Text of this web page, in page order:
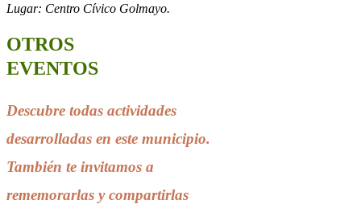
Lugar: Centro Cívico Golmayo.
OTROS
EVENTOS
Descubre todas actividades
desarrolladas en este municipio.
También te invitamos a
rememorarlas y compartirlas